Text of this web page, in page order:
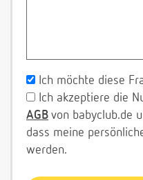
Ich möchte diese
Ich akzeptiere die
AGB von babyclub.de
dass meine
werden.